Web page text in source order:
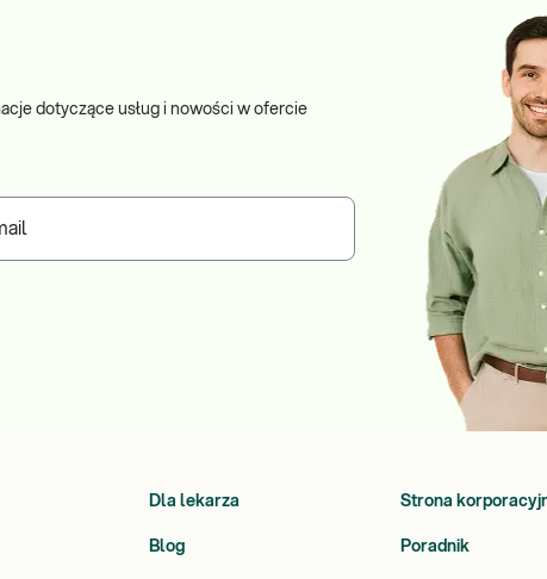
dotyczące usług i nowości w ofercie
Dla lekarza Strona
Blog Poradnik